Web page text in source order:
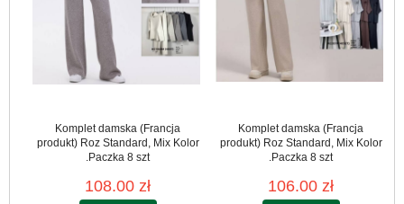
Komplet damska (Francja
produkt) Roz Standard, Mix Kolor
.Paczka 8 szt
108.00 zł
Komplet damska (Francja
produkt) Roz Standard, Mix Kolor
.Paczka 8 szt
106.00 zł